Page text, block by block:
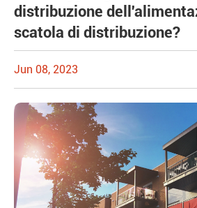
distribuzione
scatola di distribuzione?
Jun 08, 2023